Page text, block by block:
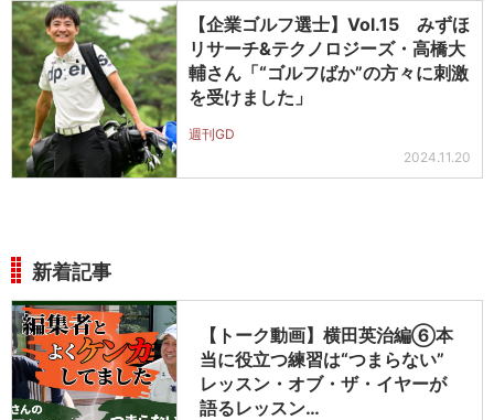
【企業ゴルフ選士】Vol.15 みずほ
リサーチ&テクノロジーズ・高橋大
輔さん「“ゴルフばか”の方々に刺激
を受けました」
週刊GD
2024.11.20
新着記事
【トーク動画】横田英治編⑥本
当に役立つ練習は“つまらない”
レッスン・オブ・ザ・イヤーが
語るレッスン…